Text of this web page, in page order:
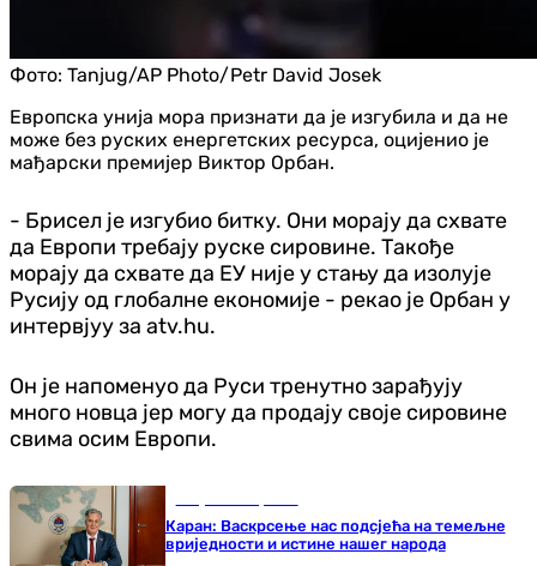
Фото: Tanjug/AP Photo/Petr David Josek
Европска унија мора признати да је изгубила и да не
може без руских енергетских ресурса, оцијенио је
мађарски премијер Виктор Орбан.
- Брисел је изгубио битку. Они морају да схвате
да Европи требају руске сировине. Такође
морају да схвате да ЕУ није у стању да изолује
Русију од глобалне економије - рекао је Орбан у
интервјуу за atv.hu.
Он је напоменуо да Руси тренутно зарађују
много новца јер могу да продају своје сировине
свима осим Европи.
Каран: Васкрсење нас подсјећа на темељне
вриједности и истине нашег народа